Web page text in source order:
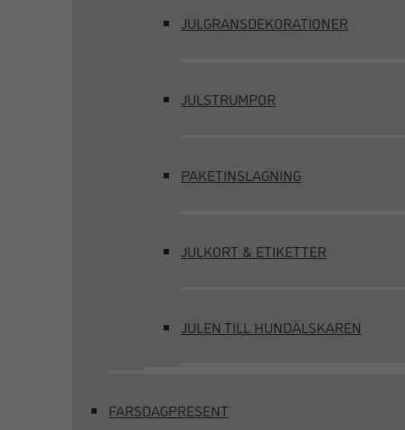
JULGRANSDEKORATIONER
JULSTRUMPOR
PAKETINSLAGNING
JULKORT & ETIKETTER
JULEN TILL HUNDÄLSKAREN
FARSDAGPRESENT